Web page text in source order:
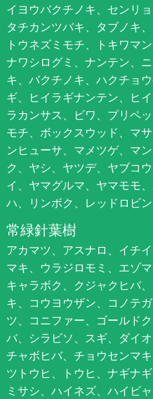
イヨウバクチノキ、センリ
タチカンツバキ、タブノキ
トウネズミモチ、トキワマ
ナワシログミ、ナンテン、
キ、バクチノキ、ハクチョ
ギ、ヒイラギナンテン、ヒ
ラカンサス、ビワ、プリペ
モチ、ボックスウッド、マ
ンヒューサ、マメツゲ、マ
ク、ヤシ、ヤツデ、ヤブコ
イ、ヤマグルマ、ヤマモモ
ハ、リンボク、レッドロビン
常緑針葉樹
アカマツ、アスナロ、イチ
マキ、ウラジロモミ、エゾ
キャラボク、クジャクヒバ
キ、コウヨウザン、コノテ
ツ、コニファー、ゴールド
バ、シラビソ、スギ、ダイ
チャボヒバ、チョウセンマ
ツトウヒ、トウヒ、ナギナ
ミサシ、ハイネズ、ハイビ